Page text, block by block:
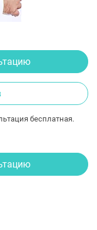
бесплатная.